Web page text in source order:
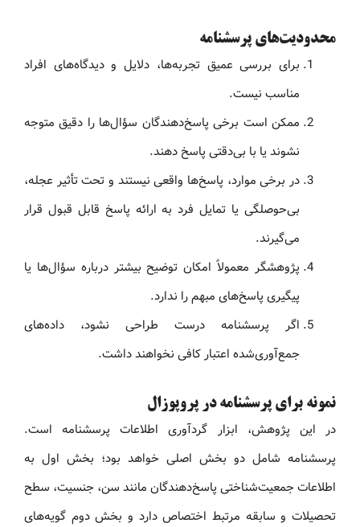
محدودیت‌های پرسشنامه
برای بررسی عمیق تجربه‌ها، دلایل و دیدگاه‌های افراد
مناسب نیست.
ممکن است برخی پاسخ‌دهندگان سؤال‌ها را دقیق متوجه
نشوند یا با بی‌دقتی پاسخ دهند.
در برخی موارد، پاسخ‌ها واقعی نیستند و تحت تأثیر عجله،
بی‌حوصلگی یا تمایل فرد به ارائه پاسخ قابل قبول قرار
می‌گیرند.
پژوهشگر معمولاً امکان توضیح بیشتر درباره سؤال‌ها یا
پیگیری پاسخ‌های مبهم را ندارد.
اگر پرسشنامه درست طراحی نشود، داده‌های
جمع‌آوری‌شده اعتبار کافی نخواهند داشت.
نمونه برای پرسشنامه در پروپوزال
در این پژوهش، ابزار گردآوری اطلاعات پرسشنامه است.
پرسشنامه شامل دو بخش اصلی خواهد بود؛ بخش اول به
اطلاعات جمعیت‌شناختی پاسخ‌دهندگان مانند سن، جنسیت، سطح
تحصیلات و سابقه مرتبط اختصاص دارد و بخش دوم گویه‌های